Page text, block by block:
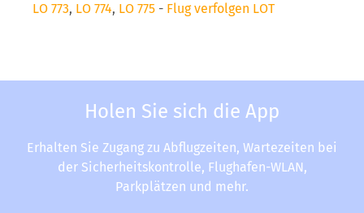
LO 773, LO 774, LO 775 - Flug verfolgen LOT
Holen Sie sich die App
Erhalten Sie Zugang zu Abflugzeiten, Wartezeiten bei
der Sicherheitskontrolle, Flughafen-WLAN,
Parkplätzen und mehr.